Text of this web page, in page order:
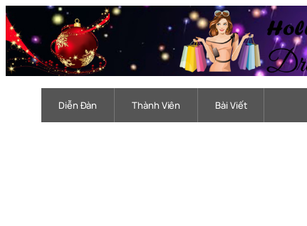
Chuyển
đến
phần
nội
Diễn Đàn Thành Viên Bài Viết